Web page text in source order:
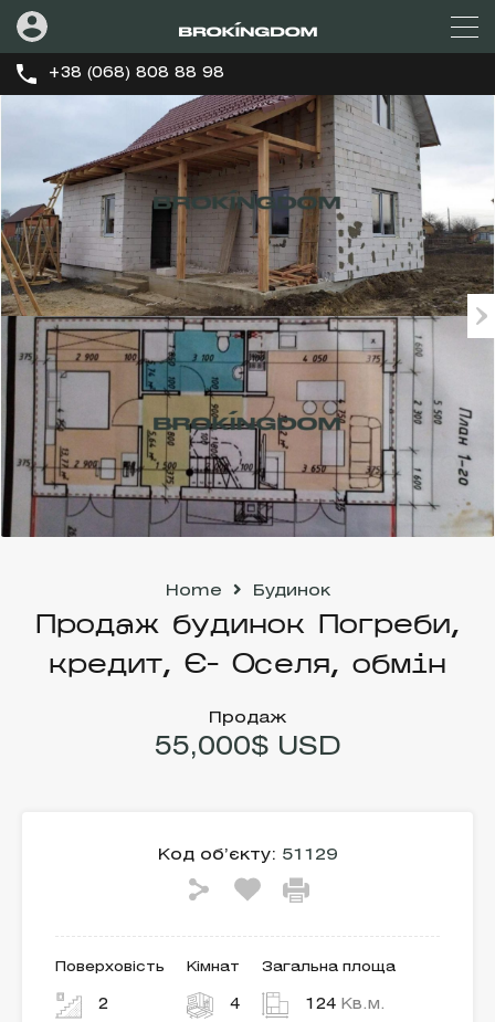
+38 (068) 808 88 98
Home Будинок
Продаж будинок Погреби,
кредит, Є- Оселя, обмін
Продаж
55,000$ USD
Код об’єкту: 51129
Поверховість
2
Кімнат
4
Загальна площа
124 Кв.м.